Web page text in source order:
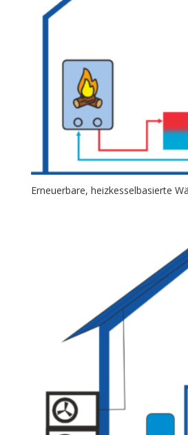
Erneuerbare, heizkesselbasierte